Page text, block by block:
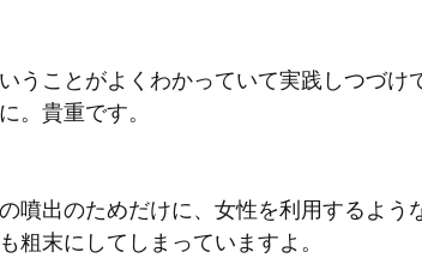
うことがよくわかっていて実践しつづけ
。貴重です。
噴出のためだけに、女性を利用するよう
粗末にしてしまっていますよ。